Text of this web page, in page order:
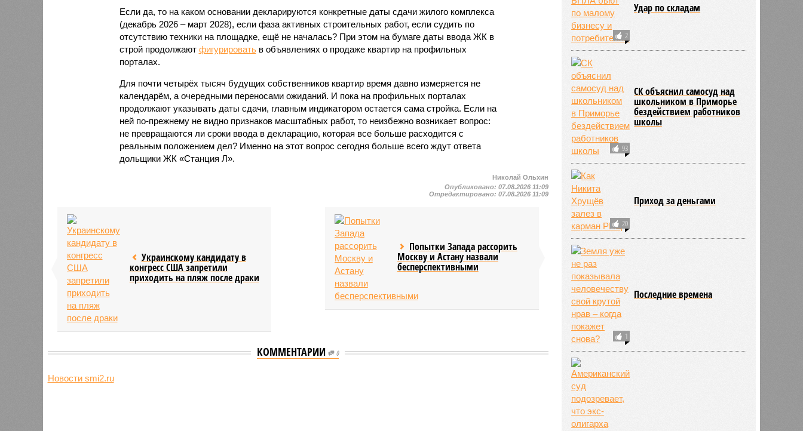
Если да, то на каком основании декларируются конкретные даты сдачи жилого комплекса
(декабрь 2026 – март 2028), если фаза активных строительных работ, если судить по
отсутствию техники на площадке, ещё не началась? При этом на бумаге даты ввода ЖК в
строй продолжают фигурироватьв объявлениях о продаже квартир на профильных
порталах.
Для почти четырёх тысяч будущих собственников квартир время давно измеряется не
календарём, а очередными переносами ожиданий. И пока на профильных порталах
продолжают указывать даты сдачи, главным индикатором остается сама стройка. Если на
ней по-прежнему не видно признаков масштабных работ, то неизбежно возникает вопрос:
не превращаются ли сроки ввода в декларацию, которая все больше расходится с
реальным положением дел? Именно на этот вопрос сегодня больше всего ждут ответа
дольщики ЖК «Станция Л».
Николай Ольхин
Опубликовано:07.08.2026 11:09
Отредактировано:07.08.2026 11:09
Украинскому кандидату в
конгресс США запретили
приходить на пляж после драки
Попытки Запада рассорить
Москву и Астану назвали
бесперспективными
КОММЕНТАРИИ 0
Новости smi2.ru
2
Удар по складам
93
СК объяснил самосуд над
школьником в Приморье
бездействием работников
школы
20
Приход за деньгами
1
Последние времена